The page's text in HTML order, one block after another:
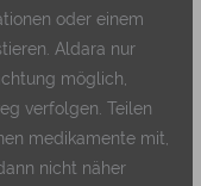
oder einem
Aldara nur
möglich,
verfolgen. Teilen
medikamente mit,
nicht näher